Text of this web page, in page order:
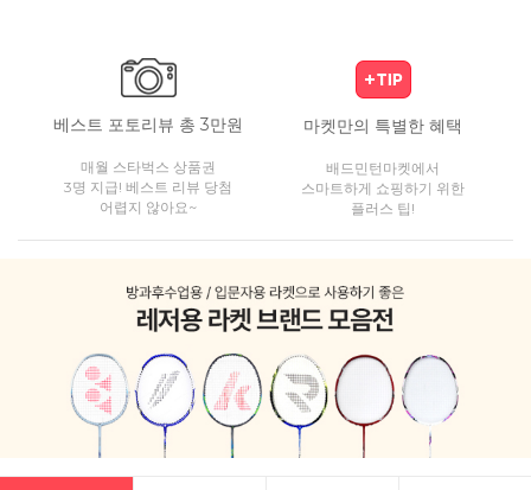
베스트 포토리뷰 총 3만원
매월 스타벅스 상품권
3명 지급! 베스트 리뷰 당첨
어렵지 않아요~
마켓만의 특별한 혜택
배드민턴마켓에서
스마트하게 쇼핑하기 위한
플러스 팁!